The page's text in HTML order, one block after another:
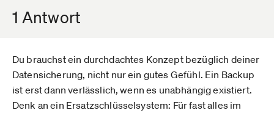
1 Antwort
Du brauchst ein durchdachtes Konzept bezüglich deiner
Datensicherung, nicht nur ein gutes Gefühl. Ein Backup
ist erst dann verlässlich, wenn es unabhängig existiert.
Denk an ein Ersatzschlüsselsystem: Für fast alles im